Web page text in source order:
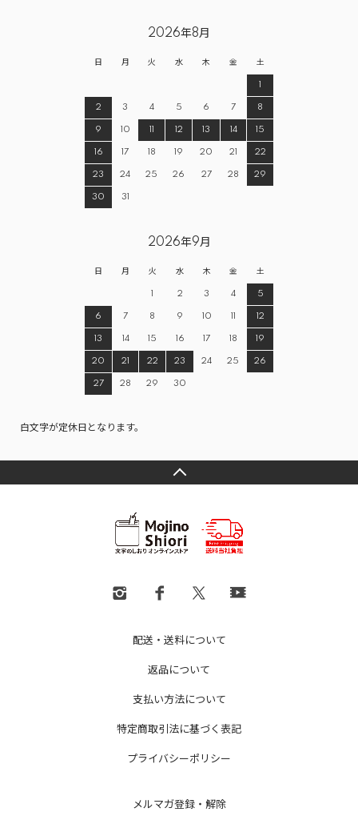
2026年8月
日 月 火 水 木 金 土
1
2 3 4 5 6 7 8
9 10 11 12 13 14 15
16 17 18 19 20 21 22
23 24 25 26 27 28 29
30 31
2026年9月
日 月 火 水 木 金 土
1 2 3 4 5
6 7 8 9 10 11 12
13 14 15 16 17 18 19
20 21 22 23 24 25 26
27 28 29 30
白文字が定休日となります。
配送・送料について
返品について
支払い方法について
特定商取引法に基づく表記
プライバシーポリシー
メルマガ登録・解除